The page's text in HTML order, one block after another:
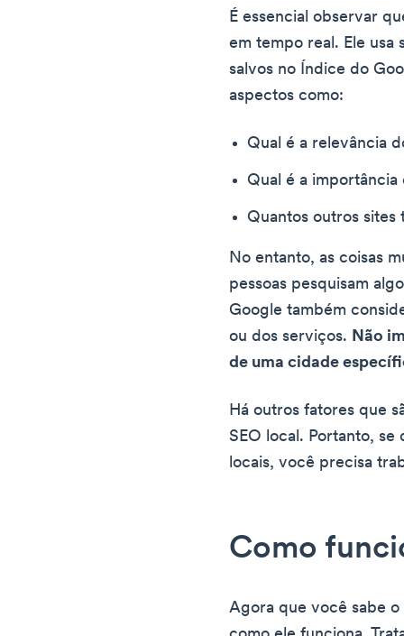
É essencial observar
em tempo real. Ele usa
salvos no Índice do
aspectos como:
Qual é a relevância
Qual é a importância
Quantos outros sites
No entanto, as coisas
pessoas pesquisam
Google também
ou dos serviços. Não
de uma cidade
Há outros fatores que
SEO local. Portanto, se
locais, você precisa
Como
Agora que você sabe